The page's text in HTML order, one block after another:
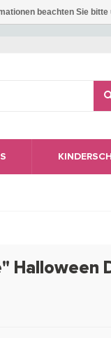
Halloween
beachten Sie